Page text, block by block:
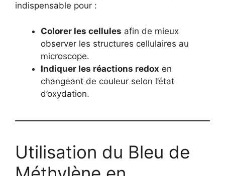
indispensable pour :
Colorer les cellules afin de mieux
observer les structures cellulaires au
microscope.
Indiquer les réactions redox en
changeant de couleur selon l’état
d’oxydation.
Utilisation du Bleu de